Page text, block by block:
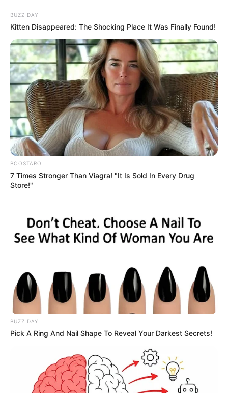
BUZZ DAY
Kitten Disappeared: The Shocking Place It Was Finally Found!
BOOSTARO
7 Times Stronger Than Viagra! "It Is Sold In Every Drug
Store!"
BUZZ DAY
Pick A Ring And Nail Shape To Reveal Your Darkest Secrets!